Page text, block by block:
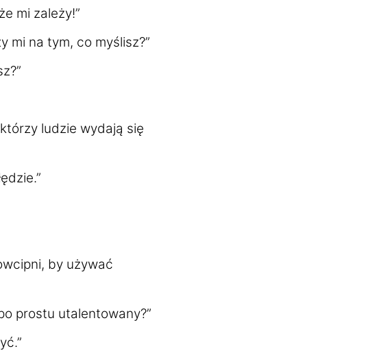
mi zależy!”
mi na tym, co myślisz?”
ludzie wydają się
by używać
prostu utalentowany?”